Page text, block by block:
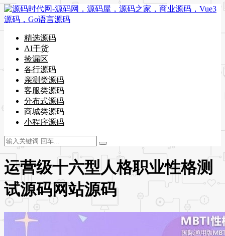
精选源码
AI干货
捡漏区
各行源码
亲测类源码
客服类源码
分布式源码
商城类源码
小程序源码
运营级十六型人格职业性格测
试源码网站源码